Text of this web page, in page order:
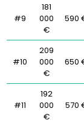
#9
181
000
€
590
#10
209
000
€
650
#11
192
000
€
570